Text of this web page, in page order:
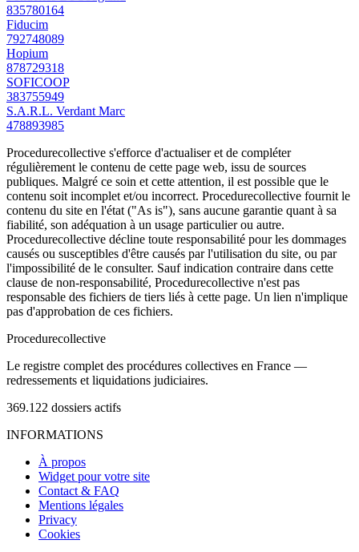
835780164
Fiducim
792748089
Hopium
878729318
SOFICOOP
383755949
S.A.R.L. Verdant Marc
478893985
Procedurecollective s'efforce d'actualiser et de compléter
régulièrement le contenu de cette page web, issu de sources
publiques. Malgré ce soin et cette attention, il est possible que le
contenu soit incomplet et/ou incorrect. Procedurecollective fournit le
contenu du site en l'état ("As is"), sans aucune garantie quant à sa
fiabilité, son adéquation à un usage particulier ou autre.
Procedurecollective décline toute responsabilité pour les dommages
causés ou susceptibles d'être causés par l'utilisation du site, ou par
l'impossibilité de le consulter. Sauf indication contraire dans cette
clause de non-responsabilité, Procedurecollective n'est pas
responsable des fichiers de tiers liés à cette page. Un lien n'implique
pas d'approbation de ces fichiers.
Procedurecollective
Le registre complet des procédures collectives en France —
redressements et liquidations judiciaires.
369.122 dossiers actifs
INFORMATIONS
À propos
Widget pour votre site
Contact & FAQ
Mentions légales
Privacy
Cookies